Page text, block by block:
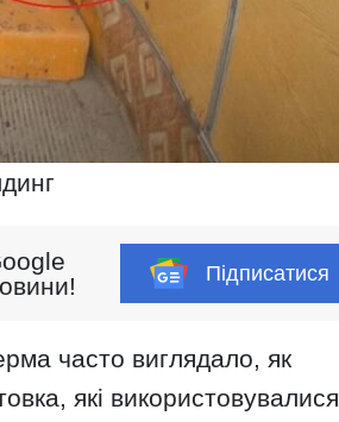
Підписатися
часто виглядало, як
які використовувалися